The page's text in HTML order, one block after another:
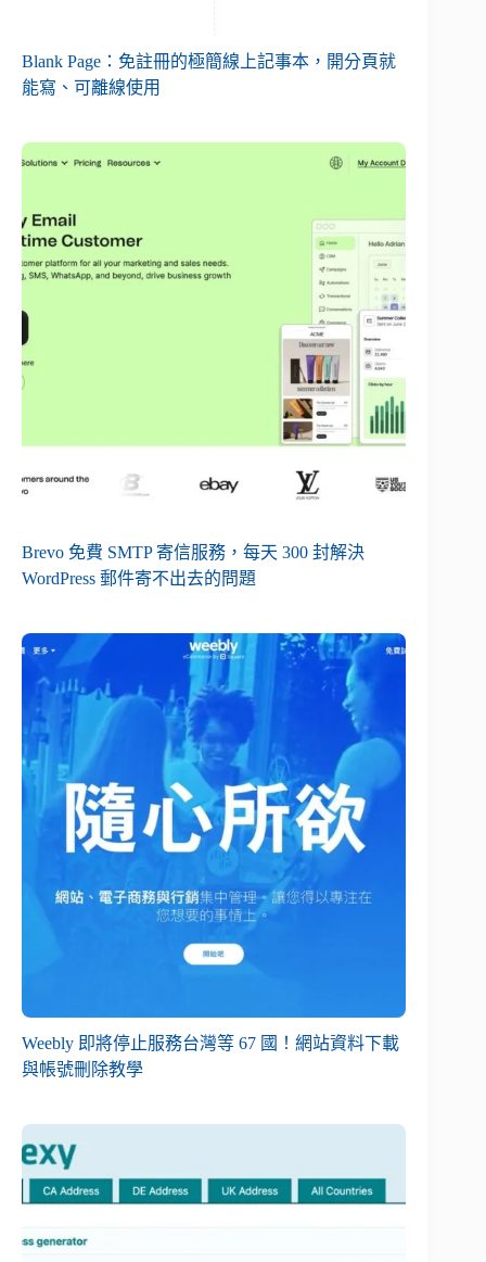
Blank Page：免註冊的極簡線上記事本，開分頁就
能寫、可離線使用
Brevo 免費 SMTP 寄信服務，每天 300 封解決
WordPress 郵件寄不出去的問題
Weebly 即將停止服務台灣等 67 國！網站資料下載
與帳號刪除教學